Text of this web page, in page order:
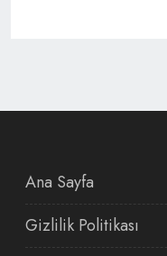
Ana Sayfa
Gizlilik Politikası